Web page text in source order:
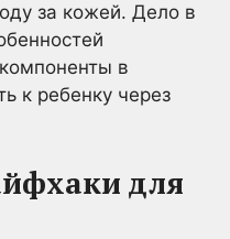
за кожей. Дело в
в
к ребенку через
для